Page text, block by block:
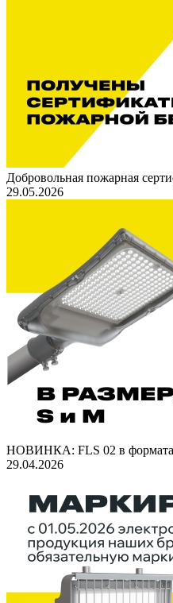
Добровольная пожарная
29.05.2026
НОВИНКА: FLS 02 в
29.04.2026